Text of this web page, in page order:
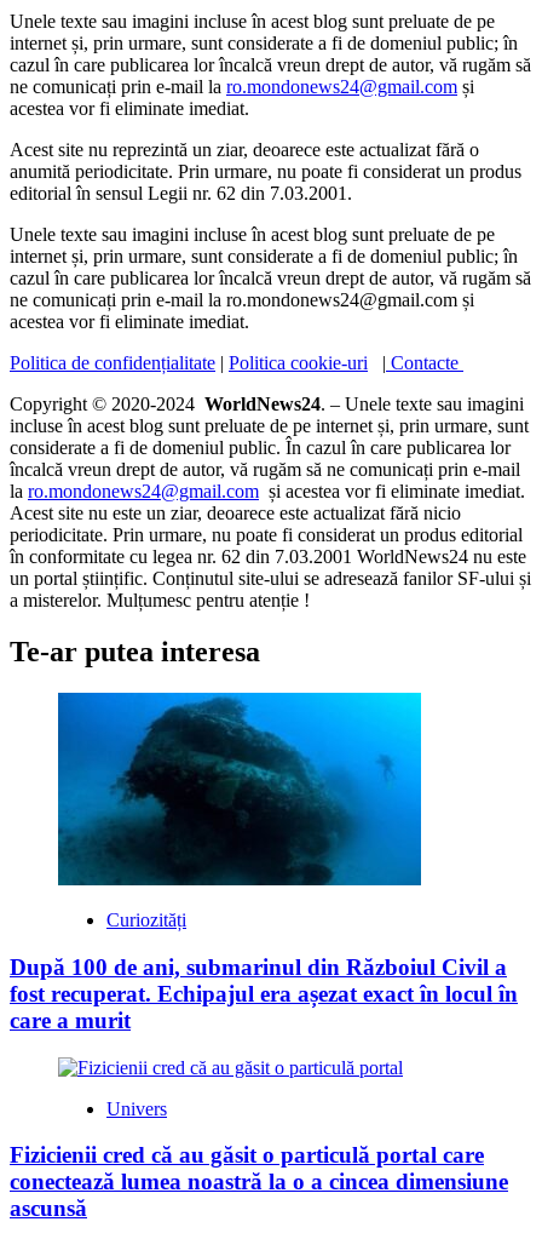
Unele texte sau imagini incluse în acest blog sunt preluate de pe
internet și, prin urmare, sunt considerate a fi de domeniul public; în
cazul în care publicarea lor încalcă vreun drept de autor, vă rugăm să
ne comunicați prin e-mail la ro.mondonews24@gmail.com și
acestea vor fi eliminate imediat.
Acest site nu reprezintă un ziar, deoarece este actualizat fără o
anumită periodicitate. Prin urmare, nu poate fi considerat un produs
editorial în sensul Legii nr. 62 din 7.03.2001.
Unele texte sau imagini incluse în acest blog sunt preluate de pe
internet și, prin urmare, sunt considerate a fi de domeniul public; în
cazul în care publicarea lor încalcă vreun drept de autor, vă rugăm să
ne comunicați prin e-mail la ro.mondonews24@gmail.com și
acestea vor fi eliminate imediat.
Politica de confidențialitate | Politica cookie-uri | Contacte
Copyright © 2020-2024 WorldNews24. – Unele texte sau imagini
incluse în acest blog sunt preluate de pe internet și, prin urmare, sunt
considerate a fi de domeniul public. În cazul în care publicarea lor
încalcă vreun drept de autor, vă rugăm să ne comunicați prin e-mail
la ro.mondonews24@gmail.com și acestea vor fi eliminate imediat.
Acest site nu este un ziar, deoarece este actualizat fără nicio
periodicitate. Prin urmare, nu poate fi considerat un produs editorial
în conformitate cu legea nr. 62 din 7.03.2001 WorldNews24 nu este
un portal științific. Conținutul site-ului se adresează fanilor SF-ului și
a misterelor. Mulțumesc pentru atenție !
Te-ar putea interesa
Curiozități
După 100 de ani, submarinul din Războiul Civil a
fost recuperat. Echipajul era așezat exact în locul în
care a murit
Univers
Fizicienii cred că au găsit o particulă portal care
conectează lumea noastră la o a cincea dimensiune
ascunsă